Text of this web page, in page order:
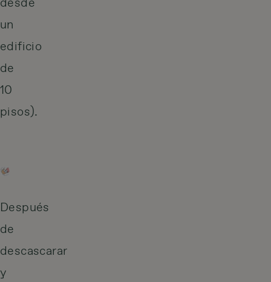
desde
un
edificio
de
10
pisos).
Después
de
descascarar
y